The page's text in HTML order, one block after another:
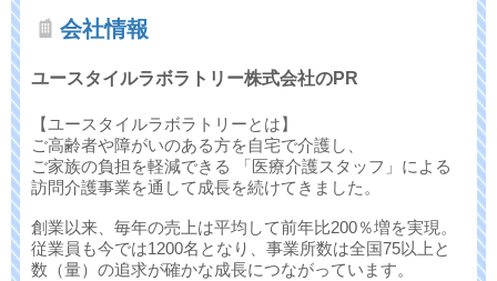
会社情報
ユースタイルラボラトリー株式会社のPR
【ユースタイルラボラトリーとは】
ご高齢者や障がいのある方を自宅で介護し、
ご家族の負担を軽減できる 「医療介護スタッフ」による
訪問介護事業を通して成長を続けてきました。
創業以来、毎年の売上は平均して前年比200％増を実現。
従業員も今では1200名となり、事業所数は全国75以上と
数（量）の追求が確かな成長につながっています。